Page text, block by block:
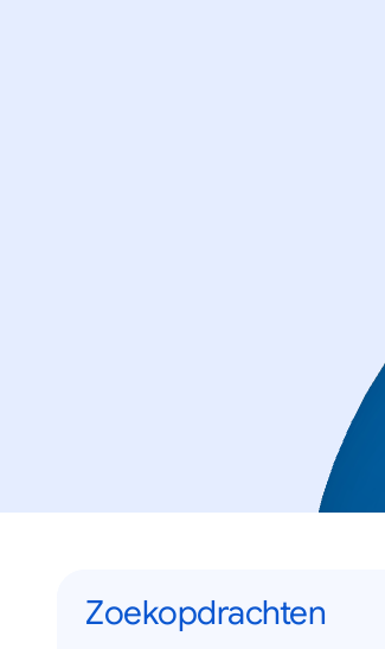
Zoekopdrachten